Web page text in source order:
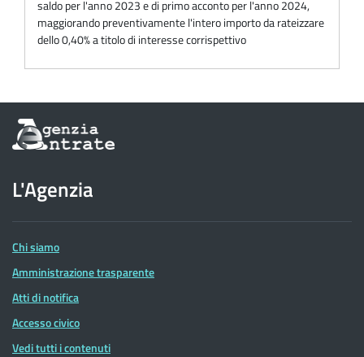
saldo per l'anno 2023 e di primo acconto per l'anno 2024,
maggiorando preventivamente l'intero importo da rateizzare
dello 0,40% a titolo di interesse corrispettivo
Informazioni
sul
dell'Agenzia
delle
Entrate
L'Agenzia
Chi siamo
Amministrazione trasparente
Atti di notifica
Accesso civico
Vedi tutti i contenuti